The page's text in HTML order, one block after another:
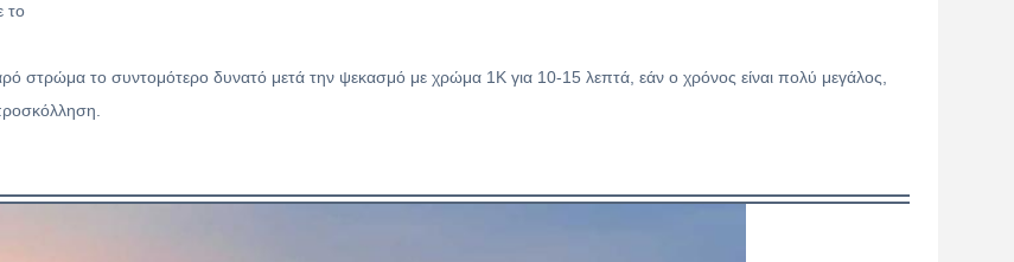
το
στρώμα το συντομότερο δυνατό μετά την ψεκασμό με χρώμα 1K για 10-15 λεπτά, εάν ο χρόνος είναι πολύ μεγάλος,